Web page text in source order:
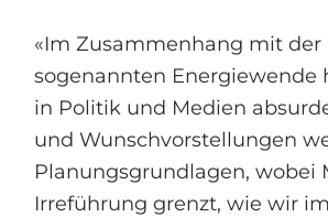
«Im Zusammenhang mit der
sogenannten Energiewende
in Politik und Medien
und Wunschvorstellungen
Planungsgrundlagen, wobei
Irreführung grenzt, wie wir